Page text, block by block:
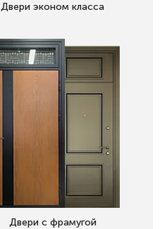
Двери эконом класса
Двери с фрамугой